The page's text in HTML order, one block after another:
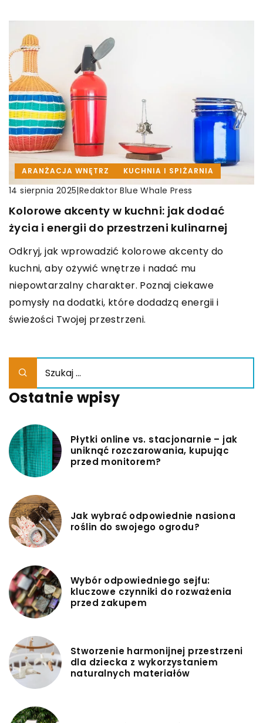
ARANŻACJA WNĘTRZ KUCHNIA I SPIŻARNIA
14 sierpnia 2025|Redaktor Blue Whale Press
Kolorowe akcenty w kuchni: jak dodać
życia i energii do przestrzeni kulinarnej
Odkryj, jak wprowadzić kolorowe akcenty do
kuchni, aby ożywić wnętrze i nadać mu
niepowtarzalny charakter. Poznaj ciekawe
pomysły na dodatki, które dodadzą energii i
świeżości Twojej przestrzeni.
Ostatnie wpisy
Płytki online vs. stacjonarnie – jak
uniknąć rozczarowania, kupując
przed monitorem?
Jak wybrać odpowiednie nasiona
roślin do swojego ogrodu?
Wybór odpowiedniego sejfu:
kluczowe czynniki do rozważenia
przed zakupem
Stworzenie harmonijnej przestrzeni
dla dziecka z wykorzystaniem
naturalnych materiałów